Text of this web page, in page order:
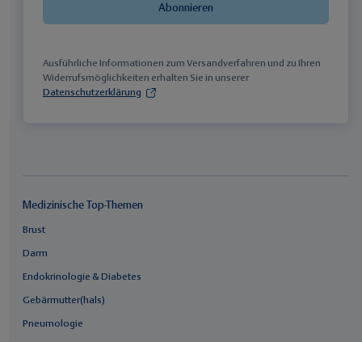
Abonnieren
Ausführliche Informationen zum Versandverfahren und zu Ihren
Widerrufsmöglichkeiten erhalten Sie in unserer
Datenschutzerklärung
Medizinische Top-Themen
Brust
Darm
Endokrinologie & Diabetes
Gebärmutter(hals)
Pneumologie